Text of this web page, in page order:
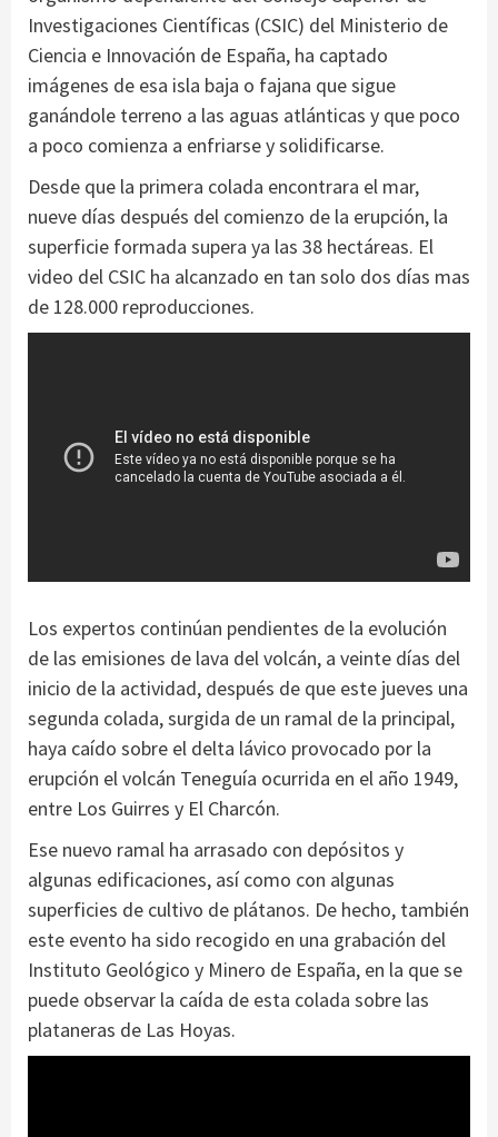
Investigaciones Científicas (CSIC) del Ministerio de
Ciencia e Innovación de España, ha captado
imágenes de esa isla baja o fajana que sigue
ganándole terreno a las aguas atlánticas y que poco
a poco comienza a enfriarse y solidificarse.
Desde que la primera colada encontrara el mar,
nueve días después del comienzo de la erupción, la
superficie formada supera ya las 38 hectáreas. El
video del CSIC ha alcanzado en tan solo dos días mas
de 128.000 reproducciones.
Los expertos continúan pendientes de la evolución
de las emisiones de lava del volcán, a veinte días del
inicio de la actividad, después de que este jueves una
segunda colada, surgida de un ramal de la principal,
haya caído sobre el delta lávico provocado por la
erupción el volcán Teneguía ocurrida en el año 1949,
entre Los Guirres y El Charcón.
Ese nuevo ramal ha arrasado con depósitos y
algunas edificaciones, así como con algunas
superficies de cultivo de plátanos. De hecho, también
este evento ha sido recogido en una grabación del
Instituto Geológico y Minero de España, en la que se
puede observar la caída de esta colada sobre las
plataneras de Las Hoyas.